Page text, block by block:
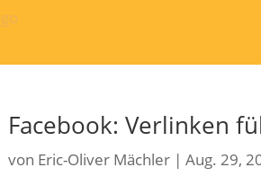
Facebook: Verlinken
von Eric-Oliver Mächler| Aug. 29,